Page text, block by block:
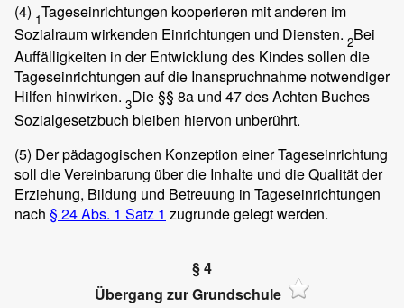
(4) 1Tageseinrichtungen kooperieren mit anderen im
Sozialraum wirkenden Einrichtungen und Diensten. 2Bei
Auffälligkeiten in der Entwicklung des Kindes sollen die
Tageseinrichtungen auf die Inanspruchnahme notwendiger
Hilfen hinwirken. 3Die §§ 8a und 47 des Achten Buches
Sozialgesetzbuch bleiben hiervon unberührt.
(5) Der pädagogischen Konzeption einer Tageseinrichtung
soll die Vereinbarung über die Inhalte und die Qualität der
Erziehung, Bildung und Betreuung in Tageseinrichtungen
nach § 24 Abs. 1 Satz 1 zugrunde gelegt werden.
§ 4
Übergang zur Grundschule